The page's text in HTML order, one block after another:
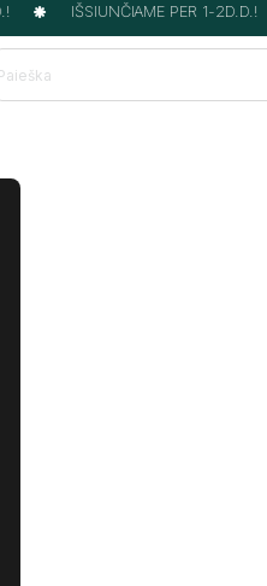
IŠSIUNČIAME PER 1-2D.D.!